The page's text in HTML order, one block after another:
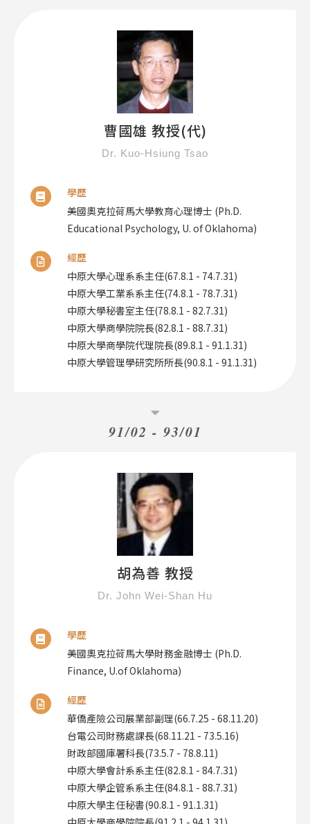
曹國雄 教授(代)
Dr. Kuo-Hsiung Tsao
學歷
美國奧克拉荷馬大學教育心理博士 (Ph.D.
Educational Psychology, U. of Oklahoma)
經歷
中原大學心理系系主任(67.8.1 - 74.7.31)
中原大學工業系系主任(74.8.1 - 78.7.31)
中原大學秘書室主任(78.8.1 - 82.7.31)
中原大學商學院院長(82.8.1 - 88.7.31)
中原大學商學院代理院長(89.8.1 - 91.1.31)
中原大學管理學研究所所長(90.8.1 - 91.1.31)
91/02 - 93/01
胡為善 教授
Dr. John Wei-Shan Hu
學歷
美國奧克拉荷馬大學財務金融博士 (Ph.D.
Finance, U.of Oklahoma)
經歷
華僑產險公司展業部副理(66.7.25 - 68.11.20)
台電公司財務處課長(68.11.21 - 73.5.16)
財政部國庫署科長(73.5.7 - 78.8.11)
中原大學會計系系主任(82.8.1 - 84.7.31)
中原大學企管系系主任(84.8.1 - 88.7.31)
中原大學主任秘書(90.8.1 - 91.1.31)